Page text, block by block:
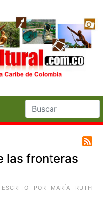
las fronteras
POR MARÍA RUTH